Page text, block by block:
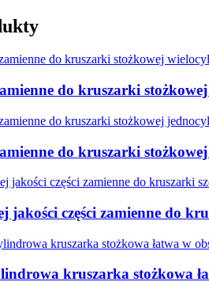
do kruszarki
do kruszarki
jakości części zamienne do
kruszarka stożkowa